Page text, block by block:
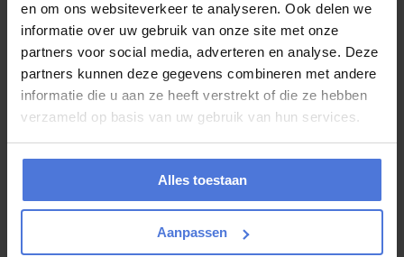
en om ons websiteverkeer te analyseren. Ook delen we
informatie over uw gebruik van onze site met onze
partners voor social media, adverteren en analyse. Deze
partners kunnen deze gegevens combineren met andere
informatie die u aan ze heeft verstrekt of die ze hebben
verzameld op basis van uw gebruik van hun services.
Alles toestaan
Aanpassen
De spanning loopt op, want de winnaar van onze Slagharen-
winactie wordt bijna bekendgemaakt! De afgelopen periode kon u
via Magic Movers kans maken op een...
juli 29, 2026
Verhuizen zonder chaos? Dit zijn mijn
Een verhuizing is natuurlijk hartstikke leuk, maar eerlijk is eerlijk: er
komt vaak meer bij kijken dan je vooraf denkt. Dozen inpakken,